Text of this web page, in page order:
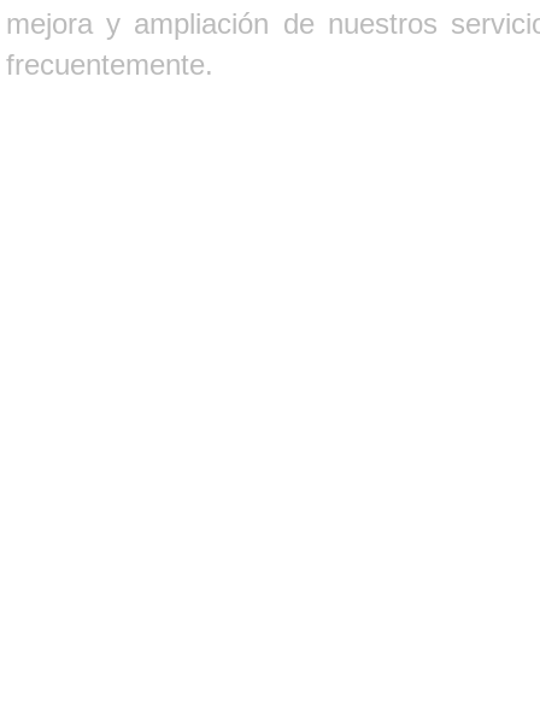
mejora y ampliación de nuestros
frecuentemente.